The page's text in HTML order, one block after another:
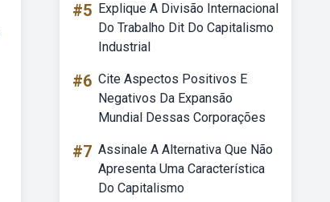
#5 Explique A Divisão Internacional
Do Trabalho Dit Do Capitalismo
Industrial
#6 Cite Aspectos Positivos E
Negativos Da Expansão
Mundial Dessas Corporações
#7 Assinale A Alternativa Que Não
Apresenta Uma Característica
Do Capitalismo